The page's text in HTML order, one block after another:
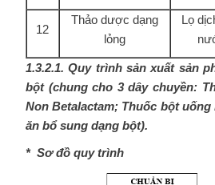
12
Thảo dược dạng
lỏng
Lọ
1.3.2.1. Quy trình sản xuất sản
bột (chung cho 3 dây chuyền:
Non Betalactam; Thuốc bột uống
ăn bổ sung dạng bột).
* Sơ đồ quy trình